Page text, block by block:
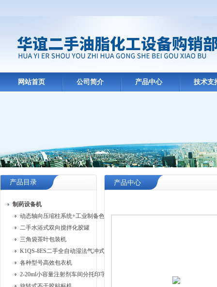
网站首页 公司简介 产品中心 技术支
产品目录
制药设备机
动态轴向压缩柱系统+工业制备色谱系统
二手水浴式双向搅拌化胶罐
三角袋茶叶包装机
K1QS-8ES二手全自动湿法气冲式胶塞清洗机
各种型号高效包衣机
2-20ml小容量注射剂车间分托印字安瓿联动机
产品中心